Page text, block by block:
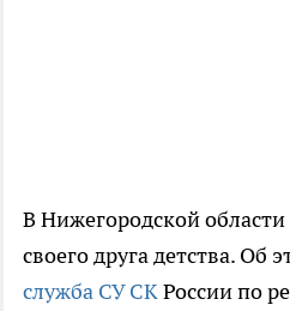
В Нижегородской
своего друга детства. Об
служба СУ СКРоссии по